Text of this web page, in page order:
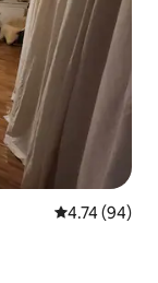
レビュー94
4.74 (94)